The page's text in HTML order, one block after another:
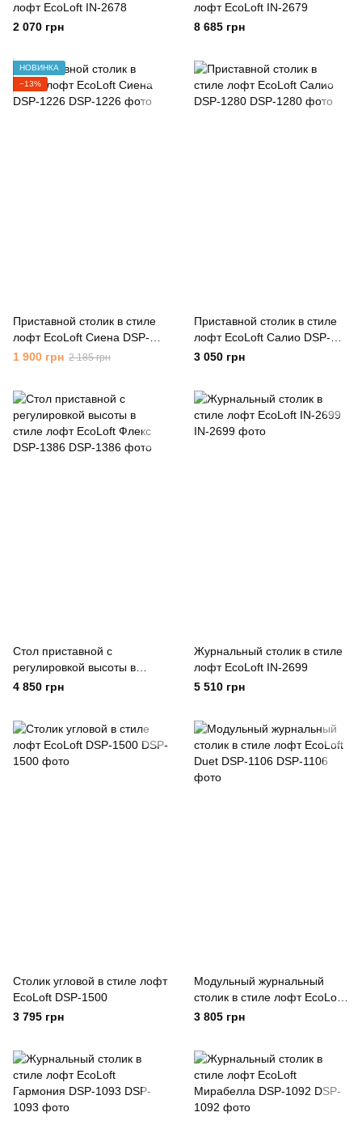
лофт EcoLoft IN-2678
2 070 грн
лофт EcoLoft IN-2679
8 685 грн
НОВИНКА
−13%
Приставной столик в стиле
лофт EcoLoft Сиена DSP-
1226
1 900 грн 2 185 грн
Приставной столик в стиле
лофт EcoLoft Салио DSP-
1280
3 050 грн
Стол приставной с
регулировкой высоты в
стиле лофт EcoLoft Флекс
4 850 грн
Журнальный столик в стиле
лофт EcoLoft IN-2699
5 510 грн
Столик угловой в стиле лофт
EcoLoft DSP-1500
3 795 грн
Модульный журнальный
столик в стиле лофт EcoLoft
Duet DSP-1106
3 805 грн